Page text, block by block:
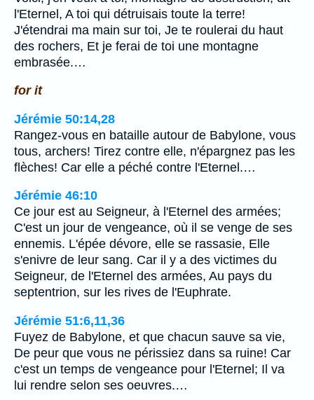
l'Eternel, A toi qui détruisais toute la terre!
J'étendrai ma main sur toi, Je te roulerai du haut
des rochers, Et je ferai de toi une montagne
embrasée.…
for it
Jérémie 50:14,28
Rangez-vous en bataille autour de Babylone, vous
tous, archers! Tirez contre elle, n'épargnez pas les
flèches! Car elle a péché contre l'Eternel.…
Jérémie 46:10
Ce jour est au Seigneur, à l'Eternel des armées;
C'est un jour de vengeance, où il se venge de ses
ennemis. L'épée dévore, elle se rassasie, Elle
s'enivre de leur sang. Car il y a des victimes du
Seigneur, de l'Eternel des armées, Au pays du
septentrion, sur les rives de l'Euphrate.
Jérémie 51:6,11,36
Fuyez de Babylone, et que chacun sauve sa vie,
De peur que vous ne périssiez dans sa ruine! Car
c'est un temps de vengeance pour l'Eternel; Il va
lui rendre selon ses oeuvres.…